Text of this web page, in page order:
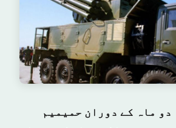
دو ماہ کے دوران حمیمیم